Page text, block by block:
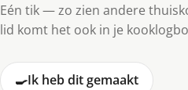
Eén tik — zo zien andere
lid komt het ook in je
🍳Ik heb dit gemaakt